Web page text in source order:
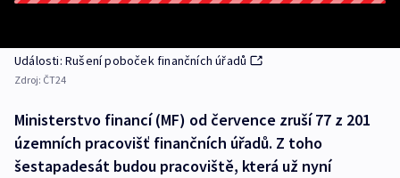
Události: Rušení poboček finančních úřadů
Zdroj: ČT24
Ministerstvo financí (MF) od července zruší 77 z 201
územních pracovišť finančních úřadů. Z toho
šestapadesát budou pracoviště, která už nyní